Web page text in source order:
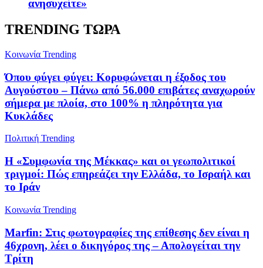
ανησυχείτε»
TRENDING ΤΩΡΑ
Κοινωνία Trending
Όπου φύγει φύγει: Κορυφώνεται η έξοδος του
Αυγούστου – Πάνω από 56.000 επιβάτες αναχωρούν
σήμερα με πλοία, στο 100% η πληρότητα για
Κυκλάδες
Πολιτική Trending
Η «Συμφωνία της Μέκκας» και οι γεωπολιτικοί
τριγμοί: Πώς επηρεάζει την Ελλάδα, το Ισραήλ και
το Ιράν
Κοινωνία Trending
Marfin: Στις φωτογραφίες της επίθεσης δεν είναι η
46χρονη, λέει ο δικηγόρος της – Απολογείται την
Τρίτη